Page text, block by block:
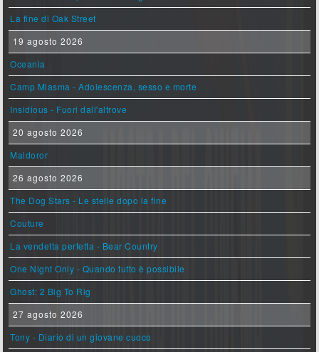
La fine di Oak Street
19 agosto 2026
Oceania
Camp Miasma - Adolescenza, sesso e morte
Insidious - Fuori dall'altrove
20 agosto 2026
Maldoror
26 agosto 2026
The Dog Stars - Le stelle dopo la fine
Couture
La vendetta perfetta - Bear Country
One Night Only - Quando tutto è possibile
Ghost: 2 Big To Rig
27 agosto 2026
Tony - Diario di un giovane cuoco